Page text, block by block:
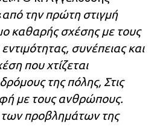
από την πρώτη στιγμή
καθαρής σχέσης με τους
συνέπειας και
που χτίζεται
της πόλης, Στις
με τους ανθρώπους.
των προβλημάτων της